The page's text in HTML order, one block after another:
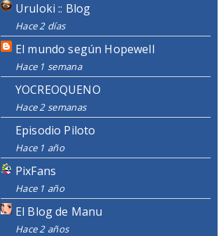
Uruloki :: Blog
Hace 2 días
El mundo según Hopewell
Hace 1 semana
YOCREOQUENO
Hace 2 semanas
Episodio Piloto
Hace 1 año
PixFans
Hace 1 año
El Blog de Manu
Hace 2 años